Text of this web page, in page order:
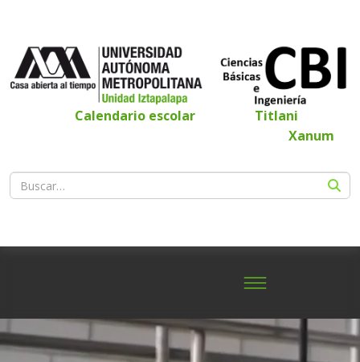
Calendario escolar
Titlani
Xanum